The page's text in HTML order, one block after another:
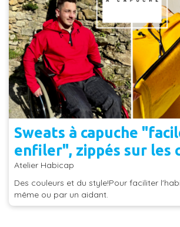
Sweats à capuche
enfiler", zippés sur les
Atelier Habicap
Des couleurs et du style!Pour faciliter
même ou par un aidant.